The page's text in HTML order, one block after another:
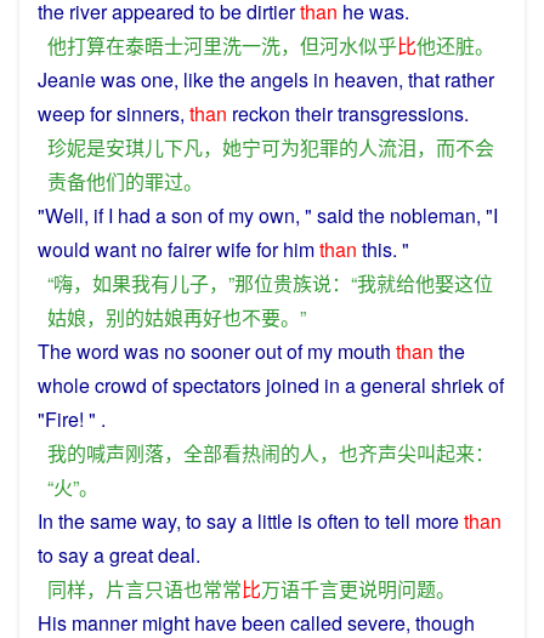
the riverappeared to bedirtierthan hewas.
他打算在泰晤士河里洗一洗， 但河水似乎比他还脏。
Jeaniewasone, liketheangels in heaven, that rather
weepforsinners, than reckon theirtransgressions.
珍妮是安琪儿下凡， 她宁可为犯罪的人流泪， 而不会
责备他们的罪过。
"Well, if I had ason of my own, " said the nobleman, "I
would want nofairerwifefor himthan this. "
“嗨， 如果我有儿子，”那位贵族说：“我就给他娶这位
姑娘， 别的姑娘再好也不要。”
Theword was nosoonerout ofmy mouth than the
wholecrowd ofspectators joined in a general shriekof
"Fire! " .
我的喊声刚落， 全部看热闹的人， 也齐声尖叫起来：
“火”。
In thesameway, tosaya little isoften totell morethan
to sayagreat deal.
同样， 片言只语也常常比万语千言更说明问题。
His manner might havebeen called severe, though